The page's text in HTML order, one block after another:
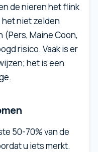
de nieren het flink
niet zelden
Maine Coon,
risico. Vaak is er
het is een
50-70% van de
u iets merkt.